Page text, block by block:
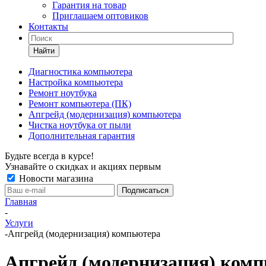
Гарантия на товар
Приглашаем оптовиков
Контакты
Найти
Диагностика компьютера
Настройка компьютера
Ремонт ноутбука
Ремонт компьютера (ПК)
Апгрейд (модернизация) компьютера
Чистка ноутбука от пыли
Дополнительная гарантия
Будьте всегда в курсе!
Узнавайте о скидках и акциях первым
Новости магазина
Главная
-
Услуги
-Апгрейд (модернизация) компьютера